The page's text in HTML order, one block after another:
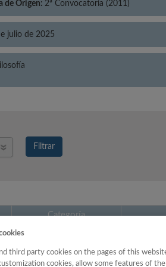
de Origen: 2ª Convocatoria (2011)
julio de 2025
Filtrar
Categoría
third party cookies on the pages of this
cookies, allow some features of